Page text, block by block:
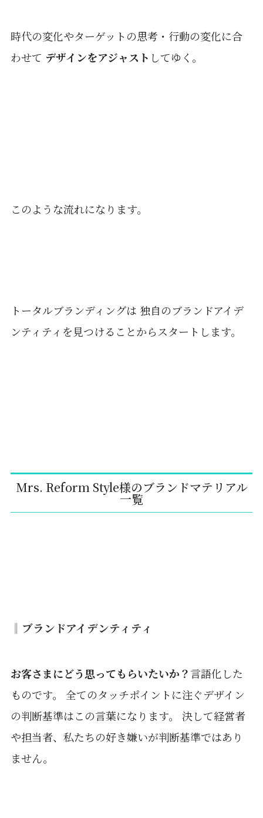
時代の変化やターゲットの思考・行動の変化に合
わせて デザインをアジャスト してゆく。
このような流れになります。
トータルブランディングは 独自のブランドアイデ
ンティティを見つけることからスタートします。
Mrs. Reform Style様のブランドマテリアル
一覧
‖ブランドアイデンティティ
お客さまにどう思ってもらいたいか？言語化した
ものです。 全てのタッチポイントに注ぐデザイン
の判断基準はこの言葉になります。 決して経営者
や担当者、私たちの好き嫌いが判断基準ではあり
ません。